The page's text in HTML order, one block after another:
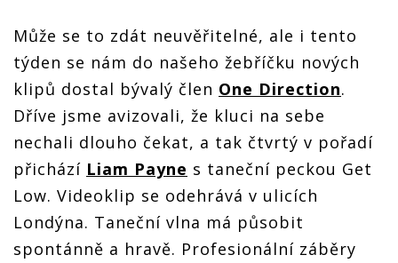
Může se to zdát neuvěřitelné, ale i tento
týden se nám do našeho žebříčku nových
klipů dostal bývalý člen One Direction.
Dříve jsme avizovali, že kluci na sebe
nechali dlouho čekat, a tak čtvrtý v pořadí
přichází Liam Payne s taneční peckou Get
Low. Videoklip se odehrává v ulicích
Londýna. Taneční vlna má působit
spontánně a hravě. Profesionální záběry